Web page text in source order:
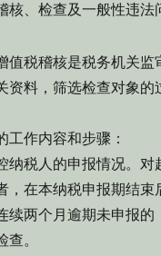
核、检查及一般性违法
稽核是税务机关监
资料，筛选检查对象的
作内容和步骤：
税人的申报情况。对
，在本纳税申报期结束
续两个月逾期未申报的
。